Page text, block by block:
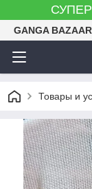
GANGA BAZAAR
Товары и